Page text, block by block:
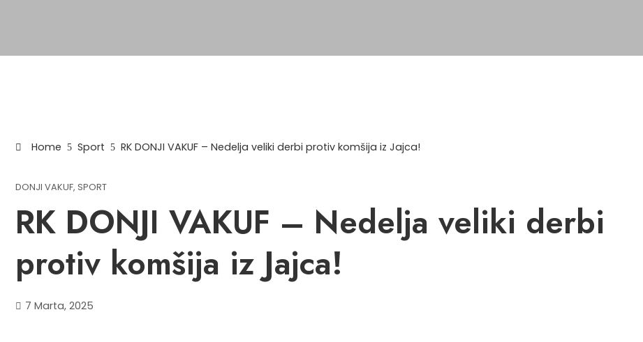
Home Sport RK DONJI VAKUF – Nedelja veliki derbi protiv komšija iz Jajca!
DONJI VAKUF, SPORT
RK DONJI VAKUF – Nedelja veliki derbi
protiv komšija iz Jajca!
7 Marta, 2025